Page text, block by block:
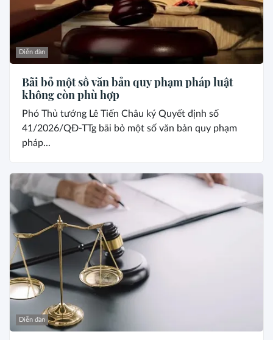
Diễn đàn
Bãi bỏ một số văn bản quy phạm pháp luật
không còn phù hợp
Phó Thủ tướng Lê Tiến Châu ký Quyết định số
41/2026/QĐ-TTg bãi bỏ một số văn bản quy phạm
pháp...
Diễn đàn